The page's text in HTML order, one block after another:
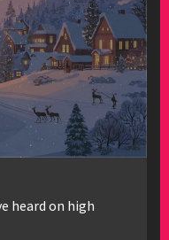
heard on high